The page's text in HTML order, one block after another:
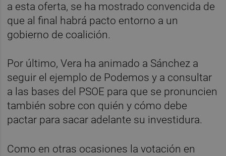
a esta oferta, se ha mostrado convencida de
que al final habrá pacto entorno a un
gobierno de coalición.
Por último, Vera ha animado a Sánchez a
seguir el ejemplo de Podemos y a consultar
a las bases del PSOE para que se pronuncien
también sobre con quién y cómo debe
pactar para sacar adelante su investidura.
Como en otras ocasiones la votación en